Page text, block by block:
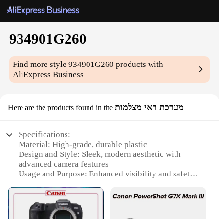
934901G260
Find more style934901G260 products with
AliExpress Business
Here are the products found in the מערכת ראי מצלמות
Specifications:
Material: High-grade, durable plastic
Design and Style: Sleek, modern aesthetic with
advanced camera features
Usage and Purpose: Enhanced visibility and safety
Performance and Property: Advanced imaging
technology for clear, detailed footage
Parts and Accessories: Includes multiple cameras